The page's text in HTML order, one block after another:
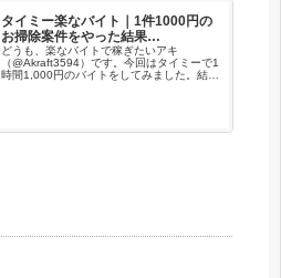
タイミー楽なバイト｜1件1000円の
お掃除案件をやった結果…
どうも、楽なバイトで稼ぎたいアキ
（@Akraft3594）です。今回はタイミーで1
時間1,000円のバイトをしてみました。結論